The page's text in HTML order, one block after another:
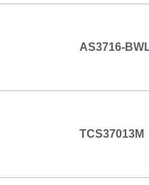
AS3716-
TCS37013M